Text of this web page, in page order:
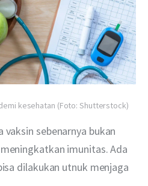
kesehatan (Foto: Shutterstock)
sebenarnya bukan
imunitas. Ada
dilakukan utnuk menjaga